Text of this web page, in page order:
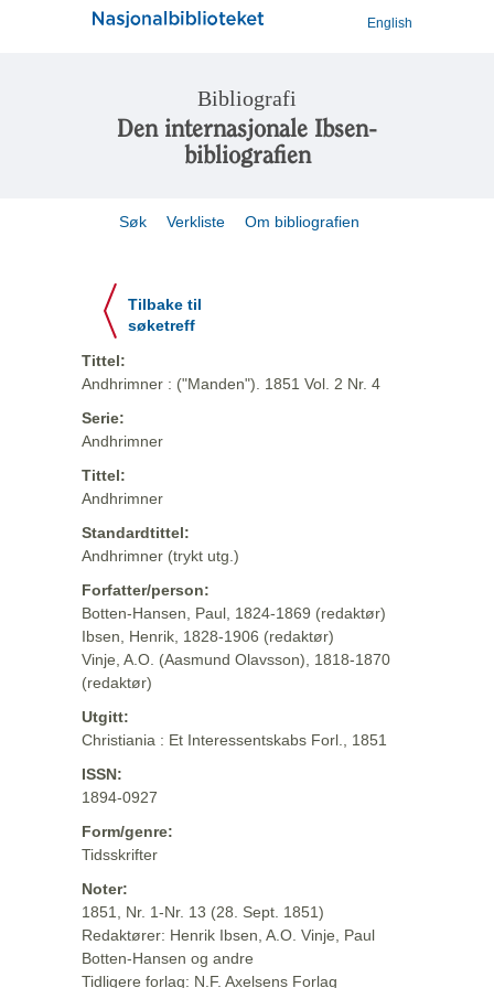
English
Bibliografi
Den internasjonale Ibsen-
bibliografien
Søk Verkliste Om bibliografien
Tilbake til
søketreff
Tittel:
Andhrimner : ("Manden"). 1851 Vol. 2 Nr. 4
Serie:
Andhrimner
Tittel:
Andhrimner
Standardtittel:
Andhrimner (trykt utg.)
Forfatter/person:
Botten-Hansen, Paul, 1824-1869 (redaktør)
Ibsen, Henrik, 1828-1906 (redaktør)
Vinje, A.O. (Aasmund Olavsson), 1818-1870
(redaktør)
Utgitt:
Christiania : Et Interessentskabs Forl., 1851
ISSN:
1894-0927
Form/genre:
Tidsskrifter
Noter:
1851, Nr. 1-Nr. 13 (28. Sept. 1851)
Redaktører: Henrik Ibsen, A.O. Vinje, Paul
Botten-Hansen og andre
Tidligere forlag: N.F. Axelsens Forlag